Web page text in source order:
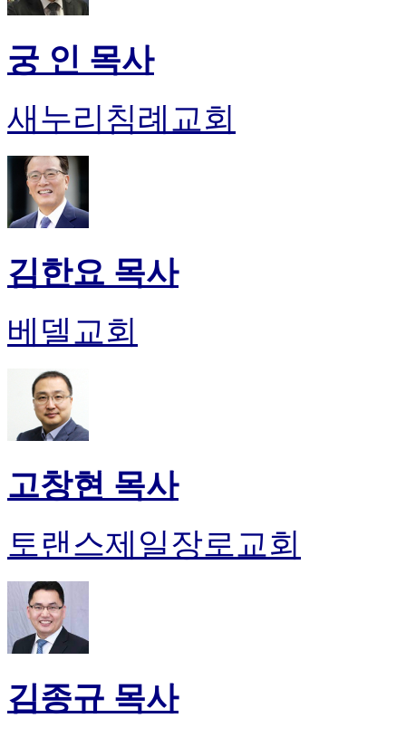
궁 인 목사
새누리침례교회
김한요 목사
베델교회
고창현 목사
토랜스제일장로교회
김종규 목사